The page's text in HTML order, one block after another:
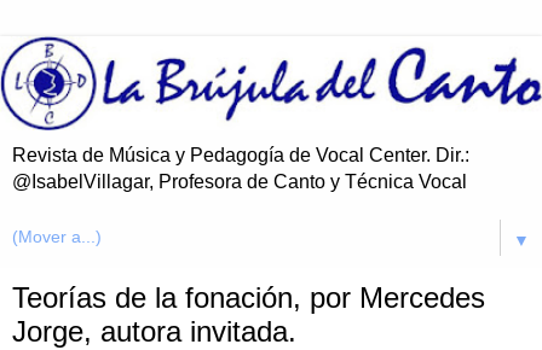
Revista de Música y Pedagogía de Vocal Center. Dir.:
@IsabelVillagar, Profesora de Canto y Técnica Vocal
▼
Teorías de la fonación, por Mercedes
Jorge, autora invitada.